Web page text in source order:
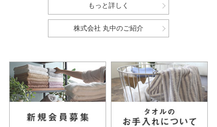
もっと詳しく
株式会社 丸中のご紹介